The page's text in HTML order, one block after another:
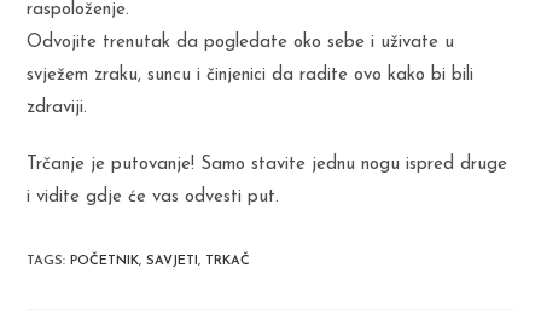
raspoloženje.
Odvojite trenutak da pogledate oko sebe i uživate u
svježem zraku, suncu i činjenici da radite ovo kako bi bili
zdraviji.
Trčanje je putovanje! Samo stavite jednu nogu ispred druge
i vidite gdje će vas odvesti put.
TAGS: POČETNIK, SAVJETI, TRKAČ